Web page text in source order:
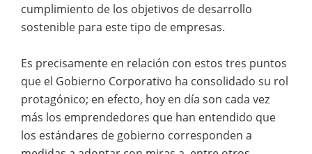
cumplimiento de los objetivos de desarrollo
sostenible para este tipo de empresas.
Es precisamente en relación con estos tres puntos
que el Gobierno Corporativo ha consolidado su rol
protagónico; en efecto, hoy en día son cada vez
más los emprendedores que han entendido que
los estándares de gobierno corresponden a